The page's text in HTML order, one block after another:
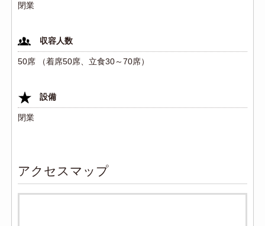
閉業
収容人数
50席 （着席50席、立食30～70席）
設備
閉業
アクセスマップ